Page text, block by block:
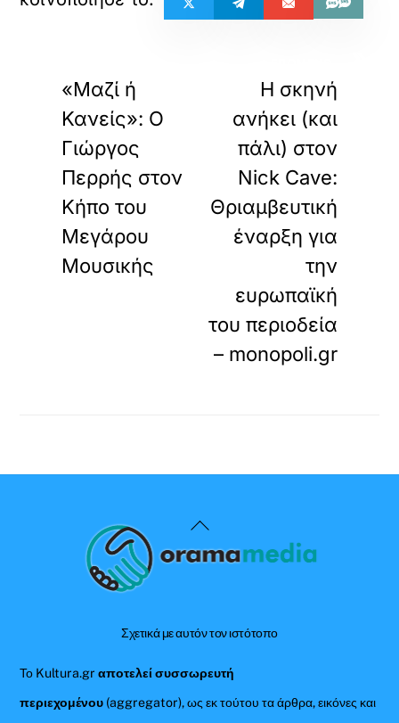
«Μαζί ή
Κανείς»: Ο
Γιώργος
Περρής στον
Κήπο του
Μεγάρου
Μουσικής
Η σκηνή
ανήκει (και
πάλι) στον
Nick Cave:
Θριαμβευτική
έναρξη για
την
ευρωπαϊκή
του περιοδεία
– monopoli.gr
Back
To
Σχετικά με αυτόν τον ιστότοπο
Το Kultura.grαποτελεί συσσωρευτή
περιεχομένου (aggregator), ως εκ τούτου τα άρθρα, εικόνες και